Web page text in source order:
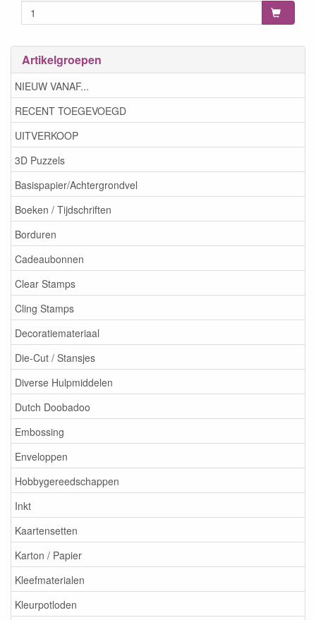
Artikelgroepen
NIEUW VANAF...
RECENT TOEGEVOEGD
UITVERKOOP
3D Puzzels
Basispapier/Achtergrondvel
Boeken / Tijdschriften
Borduren
Cadeaubonnen
Clear Stamps
Cling Stamps
Decoratiemateriaal
Die-Cut / Stansjes
Diverse Hulpmiddelen
Dutch Doobadoo
Embossing
Enveloppen
Hobbygereedschappen
Inkt
Kaartensetten
Karton / Papier
Kleefmaterialen
Kleurpotloden